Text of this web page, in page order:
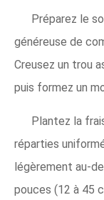
Préparez le
généreuse de
Creusez un trou
puis formez un
Plantez la
réparties
légèrement au-
pouces (12 à 45